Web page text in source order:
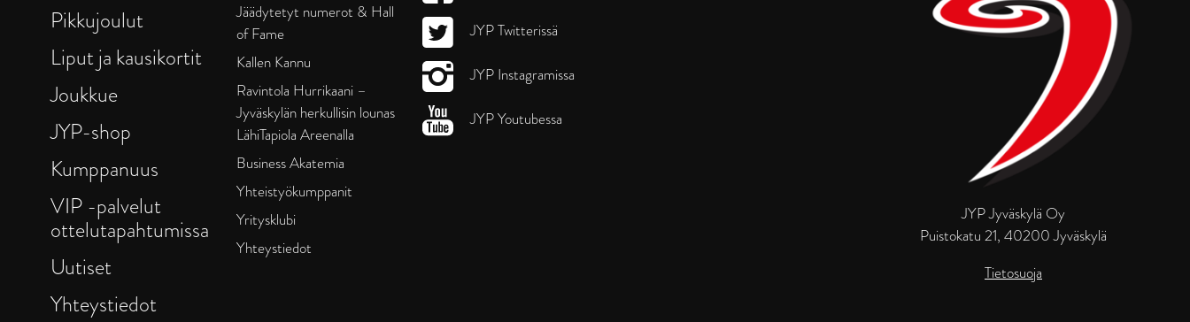
JYP Jyväskylä Oy
Puistokatu 21, 40200 Jyväskylä
Tietosuoja
Pikkujoulut
Liput ja kausikortit
Joukkue
JYP-shop
Kumppanuus
VIP -palvelut
ottelutapahtumissa
Uutiset
Yhteystiedot
Jäädytetyt numerot & Hall
of Fame
Kallen Kannu
Ravintola Hurrikaani –
Jyväskylän herkullisin lounas
LähiTapiola Areenalla
Business Akatemia
Yhteistyökumppanit
Yritysklubi
Yhteystiedot
JYP Twitterissä
JYP Instagramissa
JYP Youtubessa